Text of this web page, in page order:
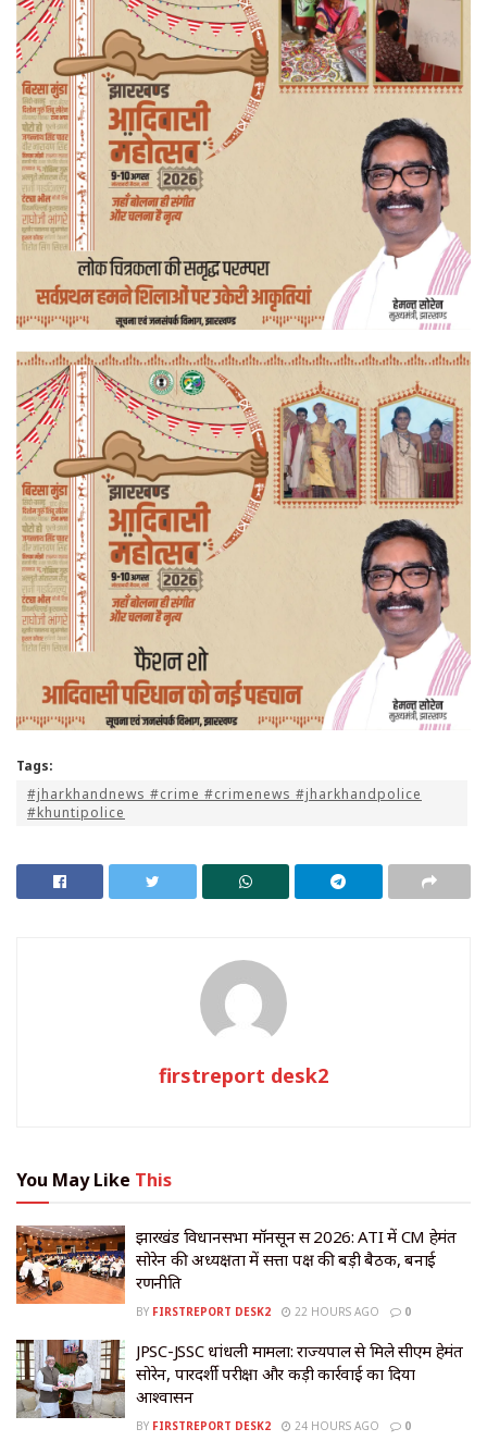
Tags:
#jharkhandnews #crime #crimenews #jharkhandpolice
#khuntipolice
firstreport desk2
You May Like This
झारखंड विधानसभा मॉनसून सत्र 2026: ATI में CM हेमंत
सोरेन की अध्यक्षता में सत्ता पक्ष की बड़ी बैठक, बनाई
रणनीति
BY FIRSTREPORT DESK2 22 HOURS AGO 0
JPSC-JSSC धांधली मामला: राज्यपाल से मिले सीएम हेमंत
सोरेन, पारदर्शी परीक्षा और कड़ी कार्रवाई का दिया
आश्वासन
BY FIRSTREPORT DESK2 24 HOURS AGO 0